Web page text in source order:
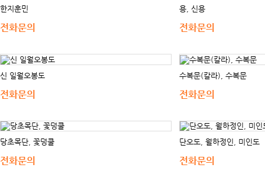
한지훈민
전화문의
용, 신용
전화문의
신 일월오봉도
전화문의
수복문(칼라), 수복문
전화문의
당초목단, 꽃덩쿨
전화문의
단오도, 월하정인, 미인도
전화문의